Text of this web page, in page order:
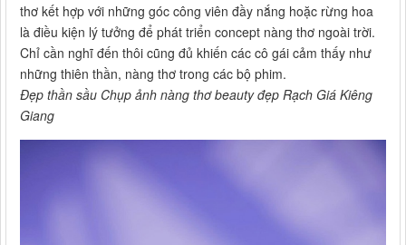
thơ kết hợp với những góc công viên đầy nắng hoặc rừng hoa
là điều kiện lý tưởng để phát triển concept nàng thơ ngoài trời.
Chỉ cần nghĩ đến thôi cũng đủ khiến các cô gái cảm thấy như
những thiên thần, nàng thơ trong các bộ phim.
Đẹp thần sầu Chụp ảnh nàng thơ beauty đẹp Rạch Giá Kiêng
Giang